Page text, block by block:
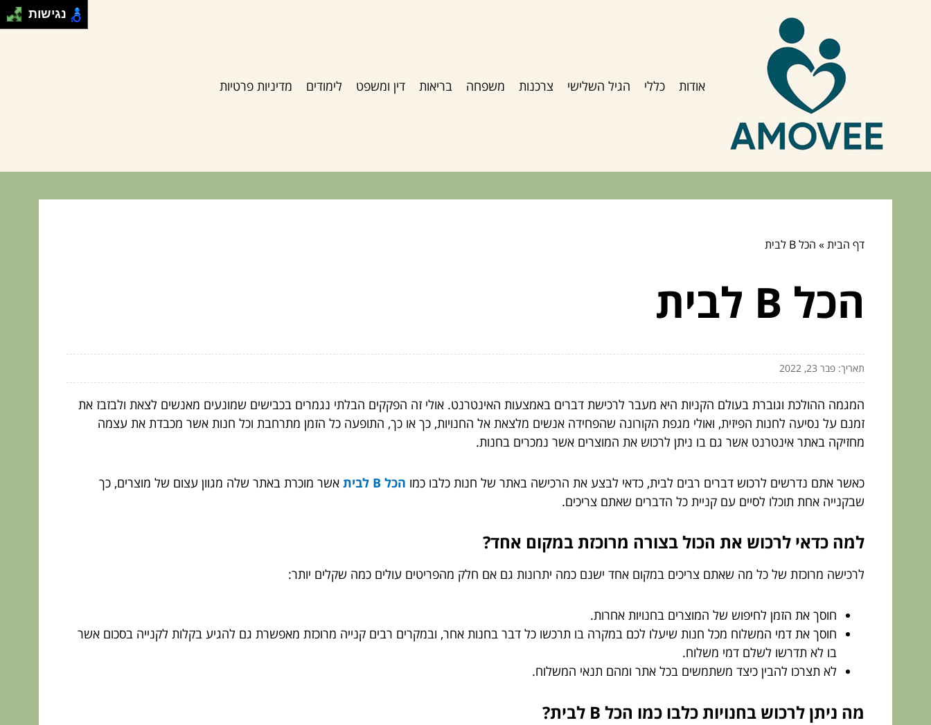
אודות כללי הגיל השלישי צרכנות משפחה בריאות דין ומשפט לימודים מדיניות פרטיות
דף הבית» הכל B לבית
הכל B לבית
תאריך: פבר 23, 2022
המגמה ההולכת וגוברת בעולם הקניות היא מעבר לרכישת דברים באמצעות האינטרנט. אולי זה הפקקים הבלתי נגמרים בכבישים שמונעים מאנשים לצאת ולבזבז את
זמנם על נסיעה לחנות הפיזית, ואולי מגפת הקורונה שהפחידה אנשים מלצאת אל החנויות, כך או כך, התופעה כל הזמן מתרחבת וכל חנות אשר מכבדת את עצמה
מחזיקה באתר אינטרנט אשר גם בו ניתן לרכוש את המוצרים אשר נמכרים בחנות.
כאשר אתם נדרשים לרכוש דברים רבים לבית, כדאי לבצע את הרכישה באתר של חנות כלבו כמו הכל B לבית
אשר מוכרת באתר שלה מגוון עצום של מוצרים, כך
שבקנייה אחת תוכלו לסיים עם קניית כל הדברים שאתם צריכים.
למה כדאי לרכוש את הכול בצורה מרוכזת במקום אחד?
לרכישה מרוכזת של כל מה שאתם צריכים במקום אחד ישנם כמה יתרונות גם אם חלק מהפריטים עולים כמה שקלים יותר:
חוסך את הזמן לחיפוש של המוצרים בחנויות אחרות.
חוסך את דמי המשלוח מכל חנות שיעלו לכם במקרה בו תרכשו כל דבר בחנות אחר, ובמקרים רבים קנייה מרוכזת מאפשרת גם להגיע בקלות לקנייה בסכום אשר
בו לא תדרשו לשלם דמי משלוח.
לא תצרכו להבין כיצד משתמשים בכל אתר ומהם תנאי המשלוח.
מה ניתן לרכוש בחנויות כלבו כמו הכל B לבית?
נגישות